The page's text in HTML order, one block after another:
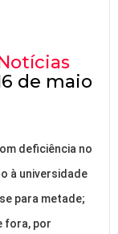
de maio
deficiência no
à universidade
para metade;
fora, por